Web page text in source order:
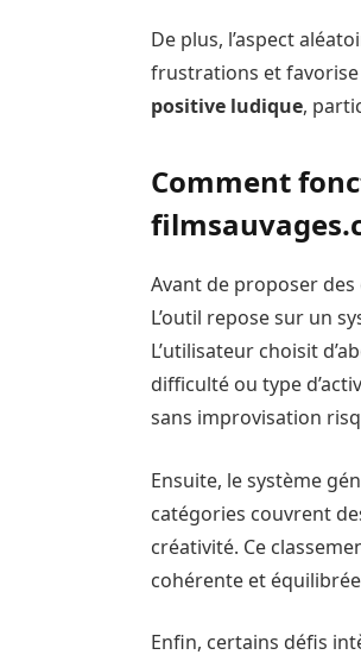
De plus, l’aspect
frustrations et
positive ludique,
Comment
Avant de proposer
L’outil repose sur un
L’utilisateur choisit
difficulté ou type
sans improvisation
Ensuite, le système
catégories couvrent
créativité. Ce
cohérente et
Enfin, certains défis